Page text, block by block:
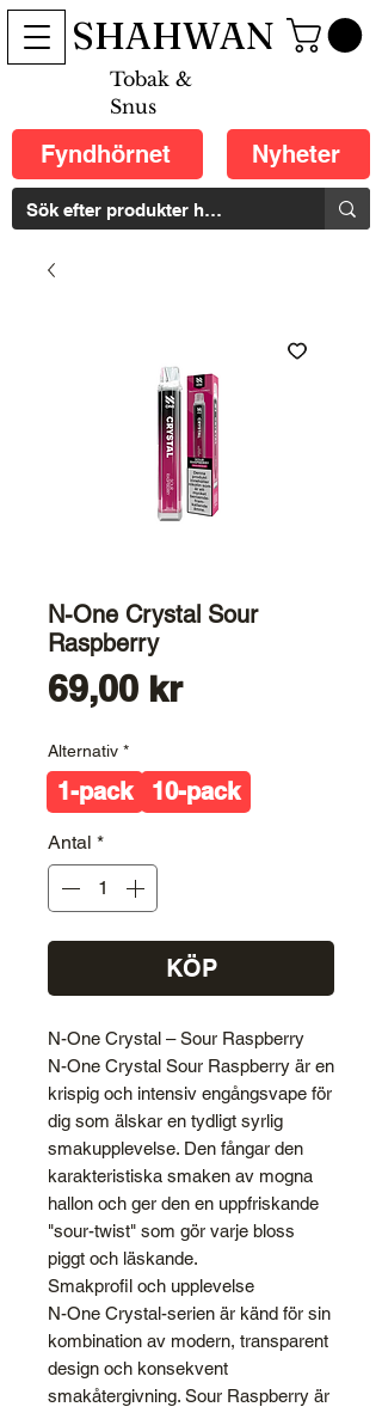
SHAHWAN
Tobak &
Snus
Fyndhörnet Nyheter
N-One Crystal Sour
Raspberry
69,00 krPris
Alternativ *
1-pack 10-pack
Antal *
KÖP
N-One Crystal – Sour Raspberry
N-One Crystal Sour Raspberry är en
krispig och intensiv engångsvape för
dig som älskar en tydligt syrlig
smakupplevelse. Den fångar den
karakteristiska smaken av mogna
hallon och ger den en uppfriskande
"sour-twist" som gör varje bloss
piggt och läskande.
Smakprofil och upplevelse
N-One Crystal-serien är känd för sin
kombination av modern, transparent
design och konsekvent
smakåtergivning. Sour Raspberry är